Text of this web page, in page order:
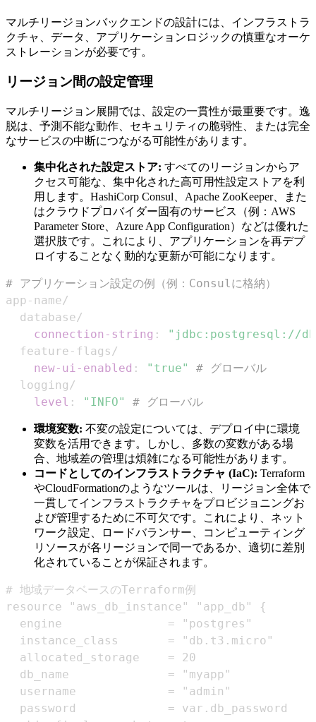
マルチリージョンバックエンドの設計には、インフラストラ
クチャ、データ、アプリケーションロジックの慎重なオーケ
ストレーションが必要です。
リージョン間の設定管理
マルチリージョン展開では、設定の一貫性が最重要です。逸
脱は、予測不能な動作、セキュリティの脆弱性、または完全
なサービスの中断につながる可能性があります。
集中化された設定ストア: すべてのリージョンからア
クセス可能な、集中化された高可用性設定ストアを利
用します。HashiCorp Consul、Apache ZooKeeper、また
はクラウドプロバイダー固有のサービス（例：AWS
Parameter Store、Azure App Configuration）などは優れた
選択肢です。これにより、アプリケーションを再デプ
ロイすることなく動的な更新が可能になります。
# アプリケーション設定の例（例：Consulに格納）
app -
connection-string :
"jdbc:postgresql://db-
  feature
-
new-ui-enabled : "true"
# グローバル
level : "INFO" # グローバル
環境変数: 不変の設定については、デプロイ中に環境
変数を活用できます。しかし、多数の変数がある場
合、地域差の管理は煩雑になる可能性があります。
コードとしてのインフラストラクチャ (IaC): Terraform
やCloudFormationのようなツールは、リージョン全体で
一貫してインフラストラクチャをプロビジョニングお
よび管理するために不可欠です。これにより、ネット
ワーク設定、ロードバランサー、コンピューティング
リソースが各リージョンで同一であるか、適切に差別
化されていることが保証されます。